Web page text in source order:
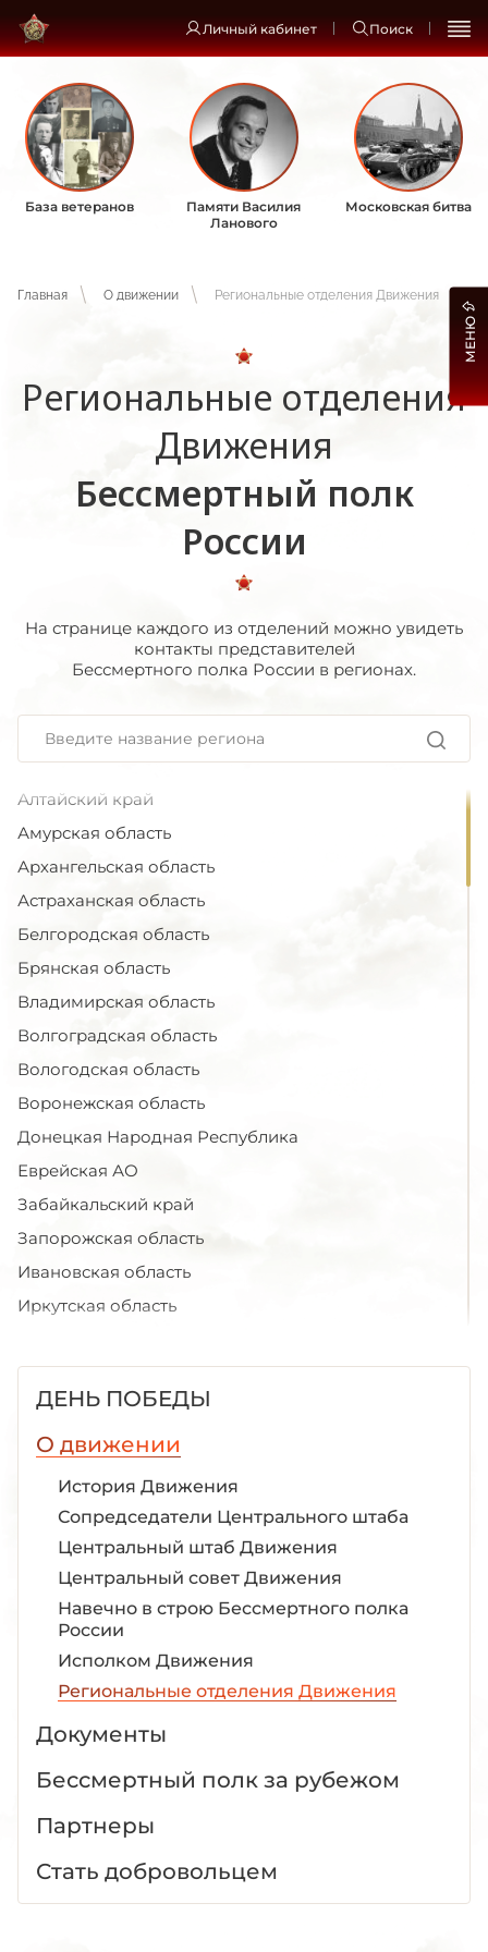
Личный кабинет Поиск
База ветеранов
Памяти Василия
Ланового
Московская битва
Главная О движении Региональные отделения Движения
Региональные отделения
Движения
Бессмертный полк
России
На странице каждого из отделений можно увидеть
контакты представителей
Бессмертного полка России в регионах.
Алтайский край
Амурская область
Архангельская область
Астраханская область
Белгородская область
Брянская область
Владимирская область
Волгоградская область
Вологодская область
Воронежская область
Донецкая Народная Республика
Еврейская АО
Забайкальский край
Запорожская область
Ивановская область
Иркутская область
Калининградская область
Калужская область
Камчатский край
Карачаево-Черкесская Республика
Кемеровская область
Кировская область
Костромская область
Краснодарский край
Красноярский край
Курганская область
Ленинградская область
Липецкая область
Москва
ДЕНЬ ПОБЕДЫ
О движении
История Движения
Сопредседатели Центрального штаба
Центральный штаб Движения
Центральный совет Движения
Навечно в строю Бессмертного полка
России
Исполком Движения
Региональные отделения Движения
Документы
Бессмертный полк за рубежом
Партнеры
Стать добровольцем
МЕНЮ